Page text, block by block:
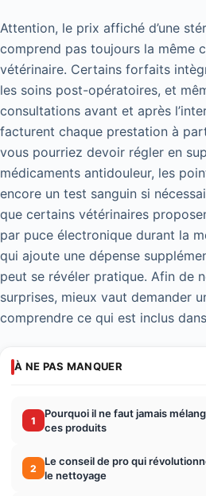
Attention, le prix affiché d’une
comprend pas toujours la même
vétérinaire. Certains forfaits
les soins post-opératoires, et
consultations avant et après
facturent chaque prestation à
vous pourriez devoir régler en
médicaments antidouleur, les
encore un test sanguin si
que certains vétérinaires
par puce électronique durant la
qui ajoute une dépense
peut se révéler pratique. Afin de
surprises, mieux vaut demander
comprendre ce qui est inclus
À NE PAS MANQUER
1
Pourquoi il ne faut jamais
ces produits
2
Le conseil de pro qui
le nettoyage